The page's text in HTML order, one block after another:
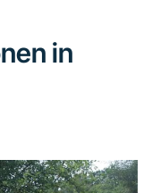
in